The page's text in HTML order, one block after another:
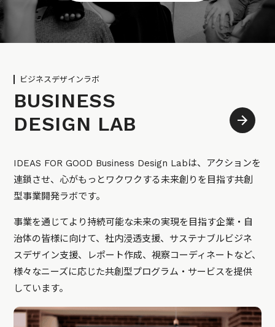
ビジネスデザインラボ
BUSINESS
DESIGN LAB
IDEAS FOR GOOD Business Design Labは、アクションを
連鎖させ、心がもっとワクワクする未来創りを目指す共創
型事業開発ラボです。
事業を通じてより持続可能な未来の実現を目指す企業・自
治体の皆様に向けて、社内浸透支援、サステナブルビジネ
スデザイン支援、レポート作成、視察コーディネートなど、
様々なニーズに応じた共創型プログラム・サービスを提供
しています。